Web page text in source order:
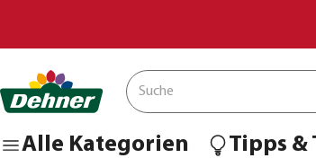
Alle Kategorien Tipps &